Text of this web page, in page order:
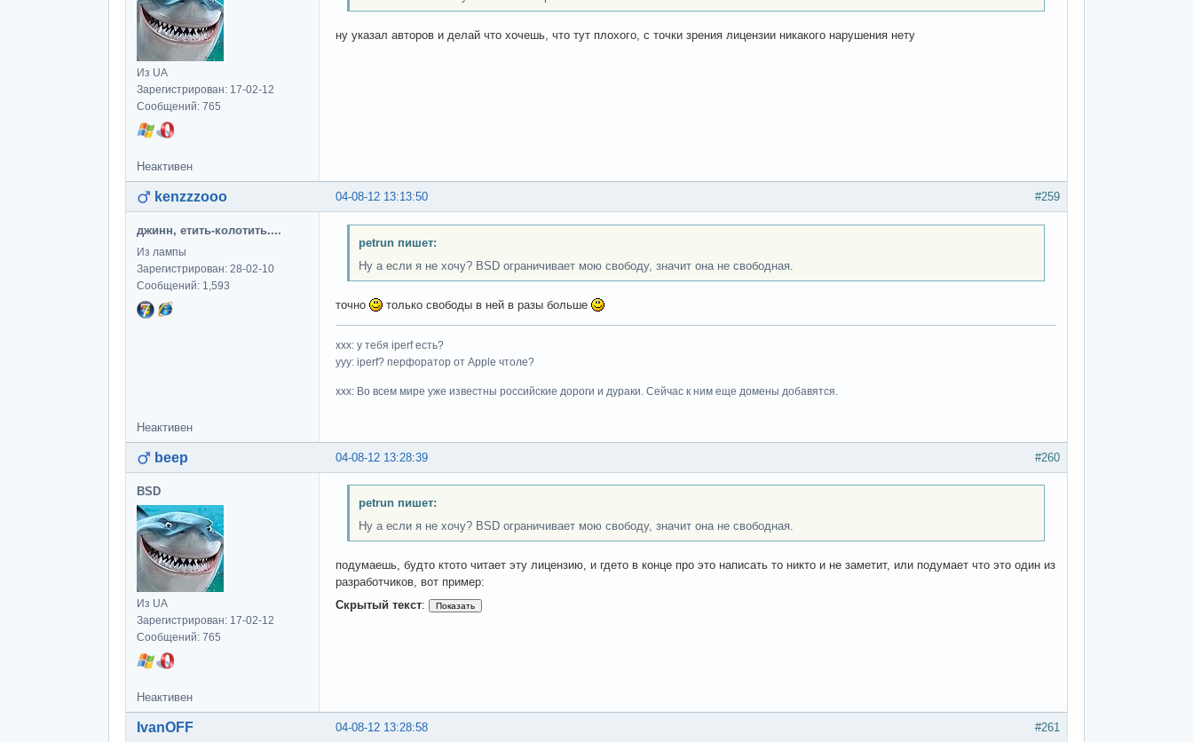
Из UA
Зарегистрирован: 17-02-12
Сообщений: 765
ну указал авторов и делай что хочешь, что тут плохого, с точки зрения лицензии никакого нарушения нету
Неактивен
#259
04-08-12 13:13:50
kenzzzooo
джинн, етить-колотить....
Из лампы
Зарегистрирован: 28-02-10
Сообщений: 1,593
petrun пишет:
Ну а если я не хочу? BSD ограничивает мою свободу, значит она не свободная.
точно только свободы в ней в разы больше
ххх: у тебя iperf есть?
yyy: iperf? перфоратор от Apple чтоле?
xxx: Во всем мире уже известны российские дороги и дураки. Сейчас к ним еще домены добавятся.
Неактивен
#260
04-08-12 13:28:39
beep
BSD
Из UA
Зарегистрирован: 17-02-12
Сообщений: 765
petrun пишет:
Ну а если я не хочу? BSD ограничивает мою свободу, значит она не свободная.
подумаешь, будто ктото читает эту лицензию, и гдето в конце про это написать то никто и не заметит, или подумает что это один из
разработчиков, вот пример:
Скрытый текст:
Неактивен
#261
04-08-12 13:28:58
IvanOFF